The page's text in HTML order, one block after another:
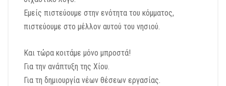
Εμείς πιστεύουμε στην ενότητα του κόμματος,
πιστεύουμε στο μέλλον αυτού του νησιού.
Και τώρα κοιτάμε μόνο μπροστά!
Για την ανάπτυξη της Χίου.
Για τη δημιουργία νέων θέσεων εργασίας.